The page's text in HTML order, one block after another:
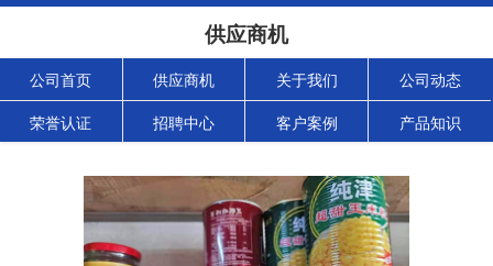
供应商机
公司首页 供应商机 关于我们 公司动态
荣誉认证 招聘中心 客户案例 产品知识